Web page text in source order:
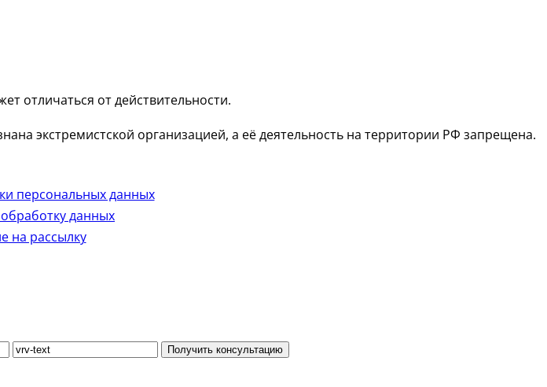
отличаться от действительности.
экстремистской организацией, а её деятельность на территории РФ запрещена.
персональных данных
данных
на рассылку
Получить консультацию